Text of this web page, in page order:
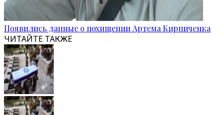
Появились данные о похищении Артема Кирпиченка
ЧИТАЙТЕ ТАКЖЕ